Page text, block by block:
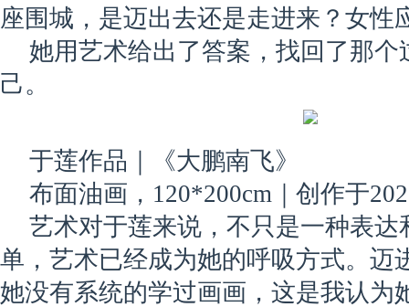
座围城，是迈出去还是走进来？女性
她用艺术给出了答案，找回了那个
己。
于莲作品｜《大鹏南飞》
布面油画，120*200cm｜创作于
艺术对于莲来说，不只是一种表达
单，艺术已经成为她的呼吸方式。迈
她没有系统的学过画画，这是我认为